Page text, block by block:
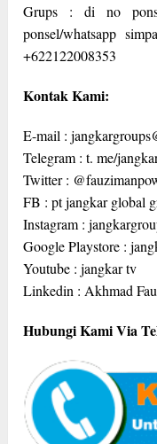
Grups : di no
ponsel/whatsapp
+622122008353
Kontak Kami:
E-mail :
Telegram : t. me/
Twitter :
FB : pt jangkar global
Instagram :
Google Playstore :
Youtube : jangkar tv
Linkedin : Akhmad
Hubungi Kami Via